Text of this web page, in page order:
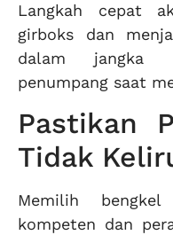
Langkah cepat
girboks dan
dalam jangka
penumpang saat
Pastikan
Tidak
Memilih
kompeten dan